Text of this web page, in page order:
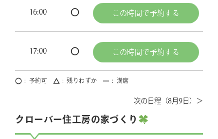
16:00 この時間で予約する
17:00 この時間で予約する
8月9日
予約可 残りわずか 満席
クローバー住工房の家づくり